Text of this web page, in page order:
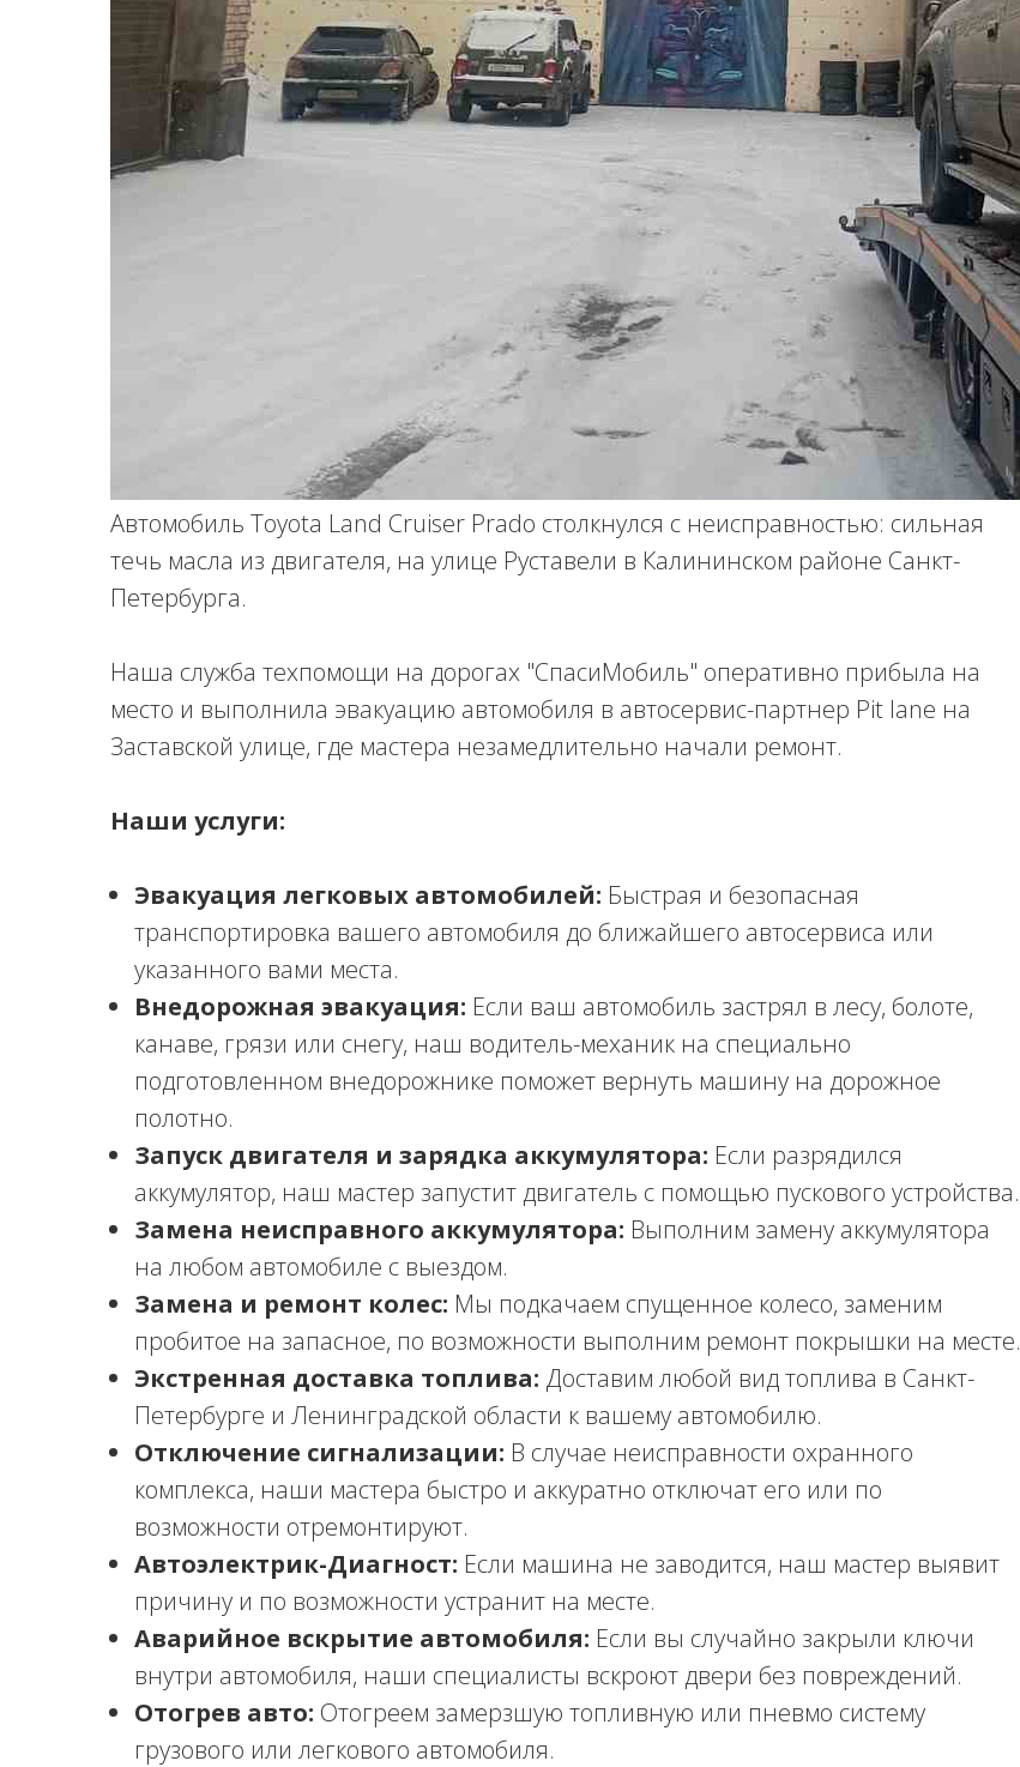
Автомобиль Toyota Land Cruiser Prado столкнулся с неисправностью: сильная
течь масла из двигателя, на улице Руставели в Калининском районе Санкт-
Петербурга.
Наша служба техпомощи на дорогах "СпасиМобиль" оперативно прибыла на
место и выполнила эвакуацию автомобиля в автосервис-партнер Pit lane на
Заставской улице, где мастера незамедлительно начали ремонт.
Наши услуги:
Эвакуация легковых автомобилей: Быстрая и безопасная
транспортировка вашего автомобиля до ближайшего автосервиса или
указанного вами места.
Внедорожная эвакуация: Если ваш автомобиль застрял в лесу, болоте,
канаве, грязи или снегу, наш водитель-механик на специально
подготовленном внедорожнике поможет вернуть машину на дорожное
полотно.
Запуск двигателя и зарядка аккумулятора: Если разрядился
аккумулятор, наш мастер запустит двигатель с помощью пускового устройства.
Замена неисправного аккумулятора: Выполним замену аккумулятора
на любом автомобиле с выездом.
Замена и ремонт колес: Мы подкачаем спущенное колесо, заменим
пробитое на запасное, по возможности выполним ремонт покрышки на месте.
Экстренная доставка топлива: Доставим любой вид топлива в Санкт-
Петербурге и Ленинградской области к вашему автомобилю.
Отключение сигнализации: В случае неисправности охранного
комплекса, наши мастера быстро и аккуратно отключат его или по
возможности отремонтируют.
Автоэлектрик-Диагност: Если машина не заводится, наш мастер выявит
причину и по возможности устранит на месте.
Аварийное вскрытие автомобиля: Если вы случайно закрыли ключи
внутри автомобиля, наши специалисты вскроют двери без повреждений.
Отогрев авто: Отогреем замерзшую топливную или пневмо систему
грузового или легкового автомобиля.